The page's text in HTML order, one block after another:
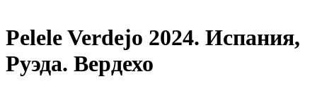
Pelele Verdejo 2024. Испания,
Руэда. Вердехо